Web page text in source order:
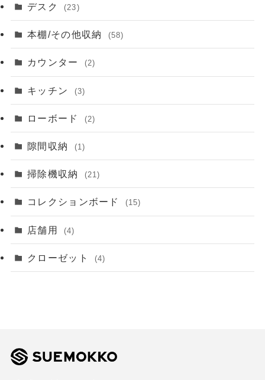
デスク (23)
本棚/その他収納 (58)
カウンター (2)
キッチン (3)
ローボード (2)
隙間収納 (1)
掃除機収納 (21)
コレクションボード (15)
店舗用 (4)
クローゼット (4)